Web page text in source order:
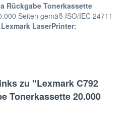
Rückgabe Tonerkassette
Seiten gemäß ISO/IEC 24711
LaserPrinter:
zu "Lexmark C792
Tonerkassette 20.000